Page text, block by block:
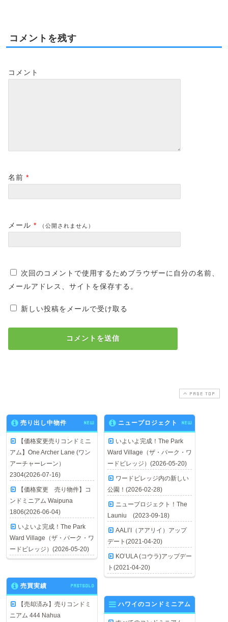
コメントを残す
コメント
名前 *
メール * （公開されません）
次回のコメントで使用するためブラウザーに自分の名前、
メールアドレス、サイトを保存する。
新しい投稿をメールで受け取る
PAGE TOP
売り出し中物件 NEW
【価格変更売りコンドミニ
アム】One Archer Lane (ワン
アーチャーレーン）
2304(2026-07-16)
【価格変更 売り物件】コ
ンドミニアム Waipuna
1806(2026-06-04)
いよいよ完成！The Park
Ward Village（ザ・パーク・ワ
ードビレッジ）(2026-05-20)
ニュープロジェクト NEW
いよいよ完成！The Park
Ward Village（ザ・パーク・ワ
ードビレッジ）(2026-05-20)
ワードビレッジ内の新しい
公園！(2026-02-28)
ニュープロジェクト！The
Launiu (2023-09-18)
AALI’I（アアリイ）アップ
デート(2021-04-20)
KO’ULA (コウラ)アップデー
ト(2021-04-20)
売買実績 PASTSOLD
【売却済み】売りコンドミ
ニアム 444 Nahua
ハワイのコンドミニアム